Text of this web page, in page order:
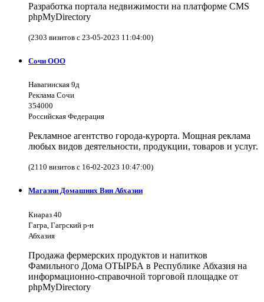
Разработка портала недвижимости на платформе CMS
phpMyDirectory
(2303 визитов с 23-05-2023 11:04:00)
Сочи ООО
Навагинская 9д
Реклама Сочи
354000
Российская Федерация
Рекламное агентство города-курорта. Мощная реклама
любых видов деятельности, продукции, товаров и услуг.
(2110 визитов с 16-02-2023 10:47:00)
Магазин Домашних Вин Абхазии
Киараз 40
Гагра, Гагрский р-н
Абхазия
Продажа фермерских продуктов и напитков
Фамильного Дома ОТЫРБА в Республике Абхазия на
информационно-справочной торговой площадке от
phpMyDirectory